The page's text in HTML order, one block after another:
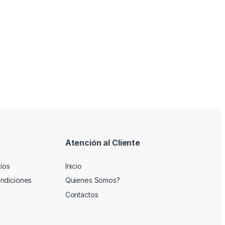
Atención al Cliente
Inicio
Quienes Somos?
Contactos